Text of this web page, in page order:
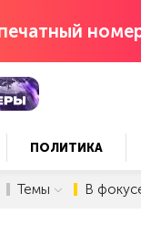
ПОЛИТИКА
Темы В